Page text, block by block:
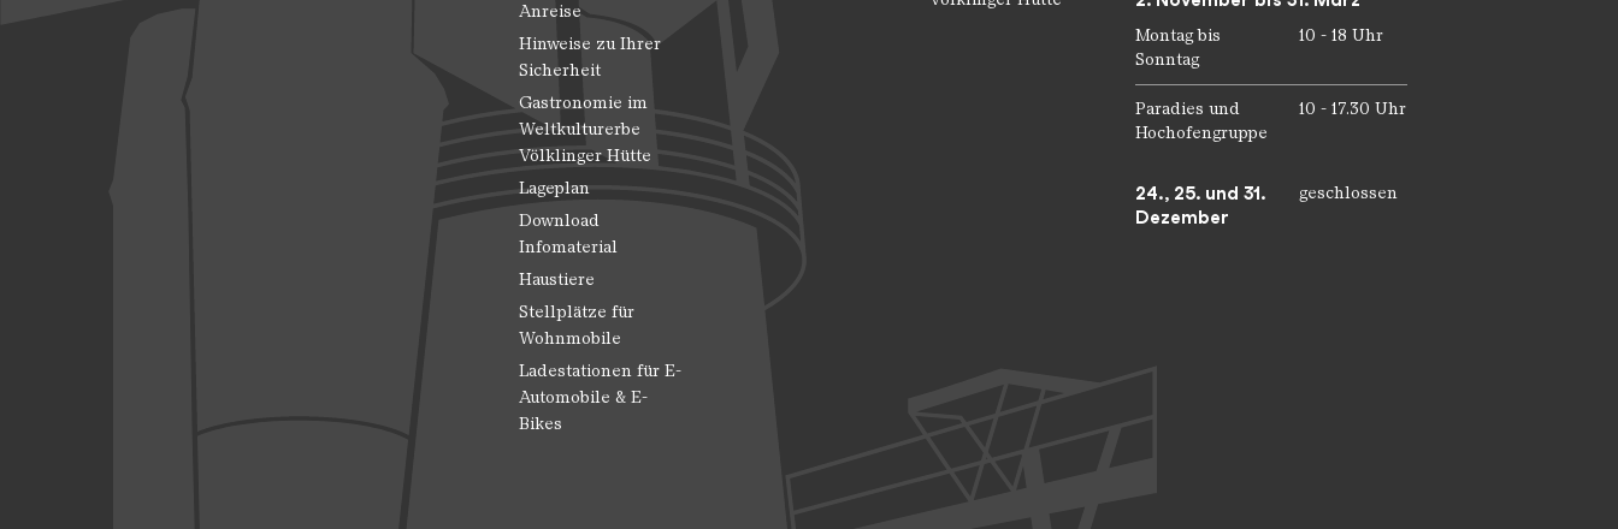
Anreise
Hinweise zu Ihrer
Sicherheit
Gastronomie im
Weltkulturerbe
Völklinger Hütte
Lageplan
Download
Infomaterial
Haustiere
Stellplätze für
Wohnmobile
Ladestationen für E-
Automobile & E-
Bikes
Montag bis
Sonntag
10 - 18 Uhr
Paradies und
Hochofengruppe
10 - 17.30 Uhr
24., 25. und 31.
Dezember
geschlossen